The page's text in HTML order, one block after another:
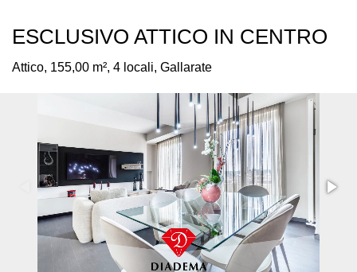
ESCLUSIVO ATTICO IN CENTRO
Attico, 155,00 m², 4 locali, Gallarate